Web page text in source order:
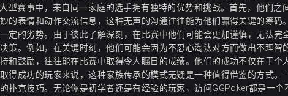
型赛事中，来自同一家庭的选手拥有独特的优势和挑战。首先，他们之
的表情和动作交流信息，这种无声的沟通往往能为他们赢得关键的筹码
定的劣势。由于彼此了解深刻，在比赛中他们可能会更加谨慎，无法完
策。例如，在关键时刻，他们可能会因为不忍心淘汰对方而做出不理智
和鼓励，往往能在比赛中取得令人瞩目的成绩。他们的成功不仅在于个
得成功的玩家来说，这种家族传承的模式无疑是一种值得借鉴的方式。
扑克技巧。无论你是初学者还是有经验的玩家，访问GGPoker都是一个